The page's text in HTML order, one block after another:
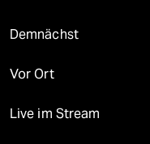
Demnächst
Vor Ort
Live im Stream